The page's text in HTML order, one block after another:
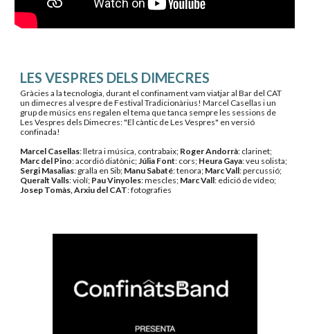
LES VESPRES DELS DIMECRES
Gràcies a la tecnologia, durant el confinament vam viatjar al Bar del CAT
un dimecres al vespre de Festival Tradicionàrius! Marcel Casellas i un
grup de músics ens regalen el tema que tanca sempre les sessions de
Les Vespres dels Dimecres: "El càntic de Les Vespres" en versió
confinada!
Marcel Casellas: lletra i música, contrabaix; Roger Andorrà
Marc del Pino: acordió diatònic; Júlia Font: cors; Heura Gaya
Sergi Masalias: gralla en Sib; Manu Sabaté: tenora; Marc Vall
Queralt Valls: violí; Pau Vinyoles: mescles; Marc Vall
Josep Tomàs, Arxiu del CAT:fotografies